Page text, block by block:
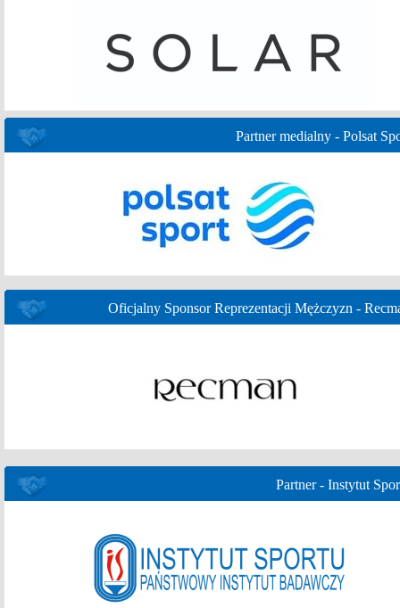
Partner medialny - Polsat
Oficjalny Sponsor Reprezentacji Mężczyzn -
Partner - Instytut